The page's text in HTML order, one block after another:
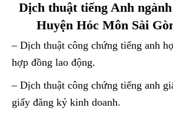
Dịch thuật tiếng Anh
Huyện Hóc Môn Sài
– Dịch thuật công chứng tiếng anh
hợp đồng lao động.
– Dịch thuật công chứng tiếng anh
giấy đăng ký kinh doanh.